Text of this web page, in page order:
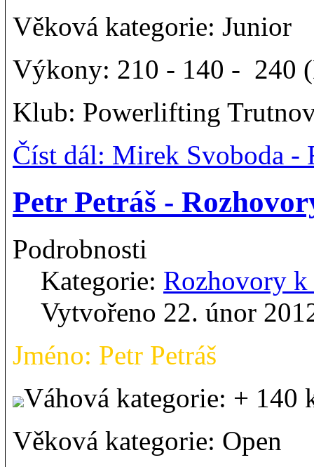
Věková kategorie: Junior
Výkony: 210 - 140 - 240
Klub: Powerlifting
Číst dál: Mirek Svoboda -
Petr Petráš -
Podrobnosti
Kategorie: Rozhovory
Vytvořeno 22. únor
Jméno: Petr Petráš
Váhová kategorie: + 140
Věková kategorie: Open